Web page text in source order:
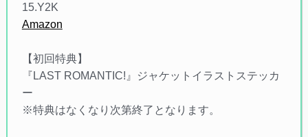
15.Y2K
Amazon
【初回特典】
『LAST ROMANTIC!』ジャケットイラストステッカ
ー
※特典はなくなり次第終了となります。